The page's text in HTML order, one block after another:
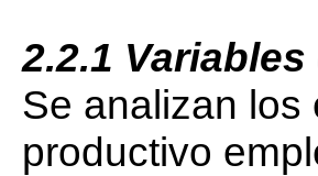
2.2.1
Se analizan los
productivo